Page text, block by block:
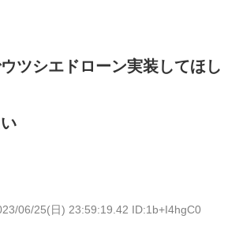
ツシエドローン実装してほし
06/25(日) 23:59:19.42 ID:1b+I4hgC0